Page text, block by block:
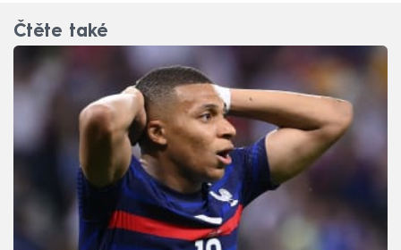
Čtěte také